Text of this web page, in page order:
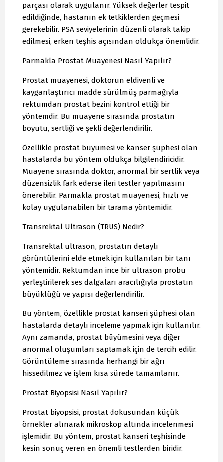
parçası olarak uygulanır. Yüksek değerler tespit
edildiğinde, hastanın ek tetkiklerden geçmesi
gerekebilir. PSA seviyelerinin düzenli olarak takip
edilmesi, erken teşhis açısından oldukça önemlidir.
Parmakla Prostat Muayenesi Nasıl Yapılır?
Prostat muayenesi, doktorun eldivenli ve
kayganlaştırıcı madde sürülmüş parmağıyla
rektumdan prostat bezini kontrol ettiği bir
yöntemdir. Bu muayene sırasında prostatın
boyutu, sertliği ve şekli değerlendirilir.
Özellikle prostat büyümesi ve kanser şüphesi olan
hastalarda bu yöntem oldukça bilgilendiricidir.
Muayene sırasında doktor, anormal bir sertlik veya
düzensizlik fark ederse ileri testler yapılmasını
önerebilir. Parmakla prostat muayenesi, hızlı ve
kolay uygulanabilen bir tarama yöntemidir.
Transrektal Ultrason (TRUS) Nedir?
Transrektal ultrason, prostatın detaylı
görüntülerini elde etmek için kullanılan bir tanı
yöntemidir. Rektumdan ince bir ultrason probu
yerleştirilerek ses dalgaları aracılığıyla prostatın
büyüklüğü ve yapısı değerlendirilir.
Bu yöntem, özellikle prostat kanseri şüphesi olan
hastalarda detaylı inceleme yapmak için kullanılır.
Aynı zamanda, prostat büyümesini veya diğer
anormal oluşumları saptamak için de tercih edilir.
Görüntüleme sırasında herhangi bir ağrı
hissedilmez ve işlem kısa sürede tamamlanır.
Prostat Biyopsisi Nasıl Yapılır?
Prostat biyopsisi, prostat dokusundan küçük
örnekler alınarak mikroskop altında incelenmesi
işlemidir. Bu yöntem, prostat kanseri teşhisinde
kesin sonuç veren en önemli testlerden biridir.